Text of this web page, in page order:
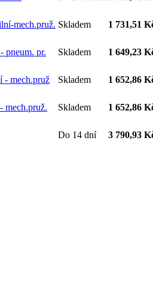
mech.pruž. Skladem 1 731,51
pneum. pr. Skladem 1 649,23
- mech.pruž Skladem 1 652,86
mech.pruž. Skladem 1 652,86
Do 14 dní 3 790,93